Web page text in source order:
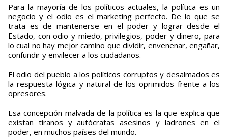
Para la mayoría de los políticos actuales, la política es un
negocio y el odio es el marketing perfecto. De lo que se
trata es de mantenerse en el poder y lograr desde el
Estado, con odio y miedo, privilegios, poder y dinero, para
lo cual no hay mejor camino que dividir, envenenar, engañar,
confundir y envilecer a los ciudadanos.
El odio del pueblo a los políticos corruptos y desalmados es
la respuesta lógica y natural de los oprimidos frente a los
opresores.
Esa concepción malvada de la política es la que explica que
existan tiranos y autócratas asesinos y ladrones en el
poder, en muchos países del mundo.